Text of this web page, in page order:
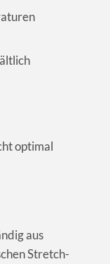
optimal
aus
Stretch-